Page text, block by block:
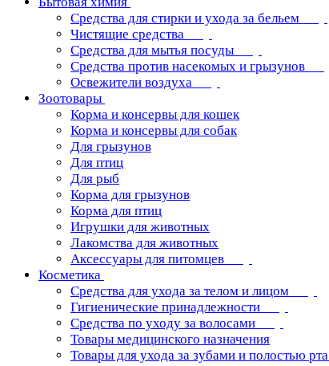
Средства для стирки и ухода за бельем
Чистящие средства
Средства для мытья посуды
Средства против насекомых и грызунов
Освежители воздуха
Зоотовары
Корма и консервы для кошек
Корма и консервы для собак
Для грызунов
Для птиц
Для рыб
Корма для грызунов
Корма для птиц
Игрушки для животных
Лакомства для животных
Аксессуары для питомцев
Косметика
Средства для ухода за телом и лицом
Гигиенические принадлежности
Средства по уходу за волосами
Товары медицинского назначения
Товары для ухода за зубами и полостью рта